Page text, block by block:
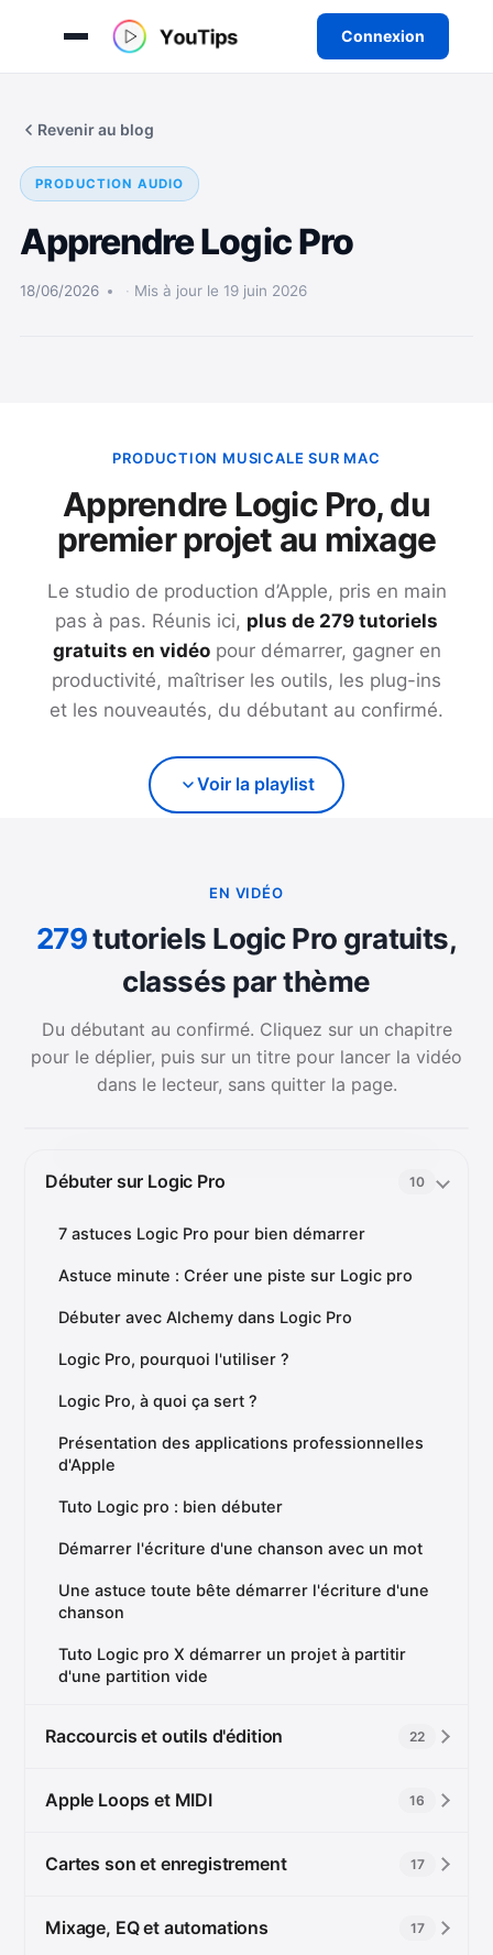
Connexion
Revenir au blog
PRODUCTION AUDIO
Apprendre Logic Pro
18/06/2026 Mis à jour le 19 juin 2026
PRODUCTION MUSICALE SUR MAC
Apprendre Logic Pro, du
premier projet au mixage
Le studio de production d’Apple, pris en main
pas à pas. Réunis ici, plus de 279 tutoriels
gratuits en vidéopour démarrer, gagner en
productivité, maîtriser les outils, les plug-ins
et les nouveautés, du débutant au confirmé.
Voir la playlist
EN VIDÉO
279tutoriels Logic Pro gratuits,
classés par thème
Du débutant au confirmé. Cliquez sur un chapitre
pour le déplier, puis sur un titre pour lancer la vidéo
dans le lecteur, sans quitter la page.
Débuter sur Logic Pro 10
7 astuces Logic Pro pour bien démarrer
Astuce minute : Créer une piste sur Logic pro
Débuter avec Alchemy dans Logic Pro
Logic Pro, pourquoi l'utiliser ?
Logic Pro, à quoi ça sert ?
Présentation des applications professionnelles
d'Apple
Tuto Logic pro : bien débuter
Démarrer l'écriture d'une chanson avec un mot
Une astuce toute bête démarrer l'écriture d'une
chanson
Tuto Logic pro X démarrer un projet à partitir
d'une partition vide
Raccourcis et outils d'édition 22
Apple Loops et MIDI 16
Cartes son et enregistrement 17
Mixage, EQ et automations 17